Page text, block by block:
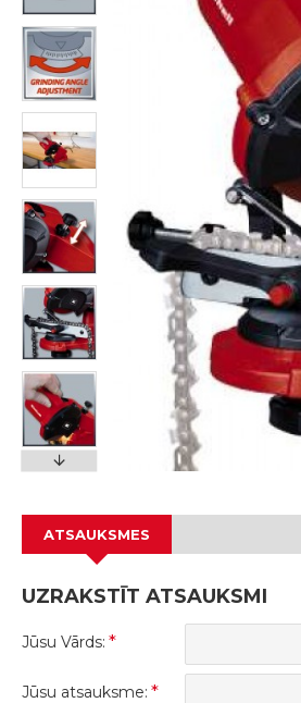
ATSAUKSMES
UZRAKSTĪT ATSAUKSMI
Jūsu Vārds:
Jūsu atsauksme: